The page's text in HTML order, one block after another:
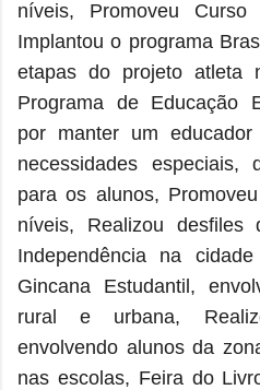
níveis, Promoveu
Implantou o programa
etapas do projeto atleta
Programa de Educação
por manter um
necessidades especiais,
para os alunos,
níveis, Realizou
Independência na
Gincana Estudantil,
rural e urbana,
envolvendo alunos da
nas escolas, Feira do